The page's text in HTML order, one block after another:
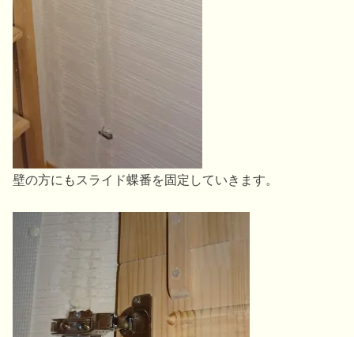
壁の方にもスライド蝶番を固定していきます。